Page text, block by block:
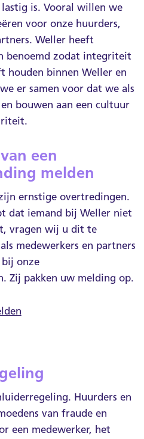
is. Vooral willen we
voor onze huurders,
Weller heeft
benoemd zodat integriteit
houden binnen Weller en
er samen voor dat we als
bouwen aan een cultuur
een
melden
ernstige overtredingen.
dat iemand bij Weller niet
vragen wij u dit te
medewerkers en partners
onze
Zij pakken uw melding op.
Huurders en
van fraude en
een medewerker, het